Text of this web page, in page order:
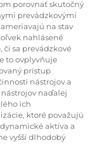
porovnať skutočný
prevádzkovými
na stav
nahlásené
sa prevádzkové
to ovplyvňuje
prístup
nástrojov a
naďalej
ich
ktoré považujú
aktíva a
vyšší dlhodobý